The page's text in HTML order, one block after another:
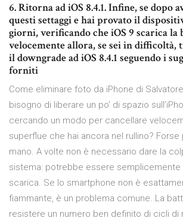
6. Ritorna ad iOS 8.4.1. Infine, se dopo
questi settaggi e hai provato il
giorni, verificando che iOS 9 scarica la
velocemente allora, se sei in difficoltà,
il downgrade ad iOS 8.4.1 seguendo i
forniti
Come eliminare foto da iPhone di
bisogno di liberare un po’ di spazio
cercando un modo per cancellare
superflue che hai ancora nel rullino? Forse
mano. A volte non è necessario dare la
sistema: potrebbe essere semplicemente
scarica. Se lo smartphone non è
fiammante, è un problema comune. La
resistere un numero ben definito di cicli di